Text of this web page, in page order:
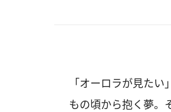
「オーロラが見た
もの頃から抱く夢。